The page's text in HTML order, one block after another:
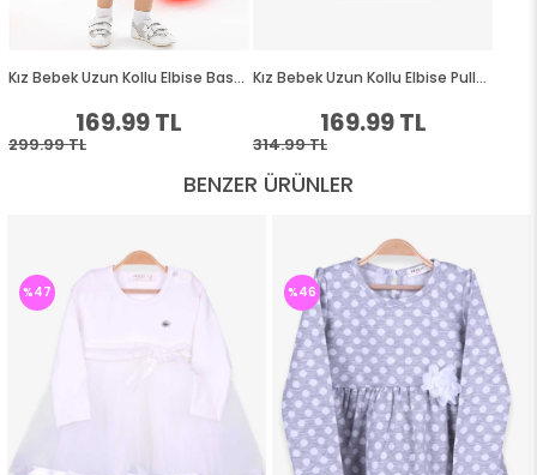
BENZER ÜRÜNLER
%47 %46